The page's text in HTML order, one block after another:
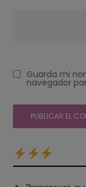
Guarda mi
navegador